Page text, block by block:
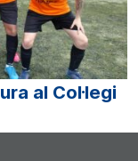
al Col·legi